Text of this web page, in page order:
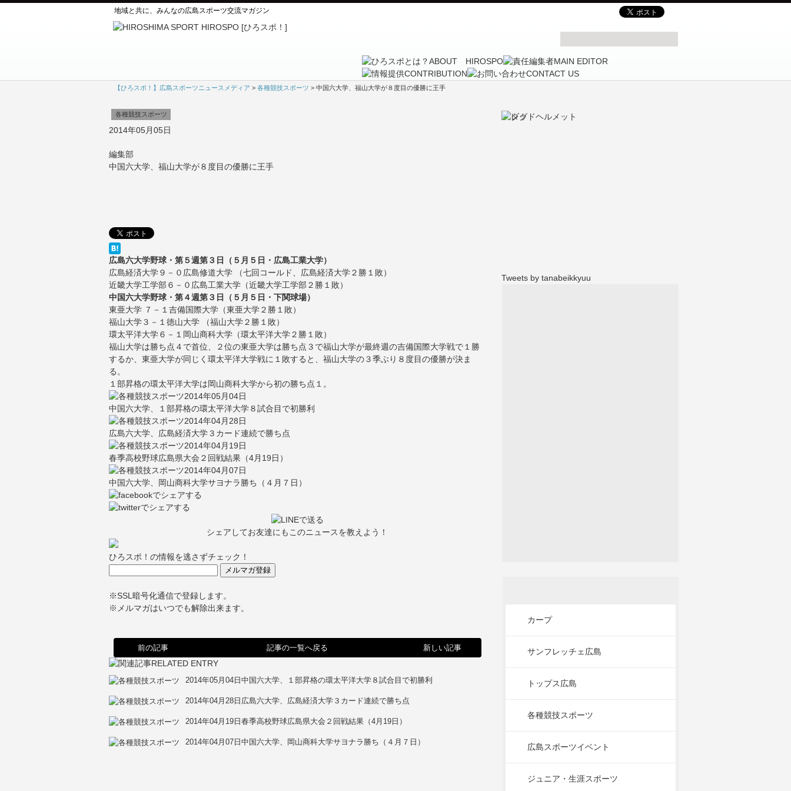
地域と共に、みんなの広島スポーツ交流マガジン
【ひろスポ！】広島スポーツニュースメディア > 各種競技スポーツ > 中国六大学、福山大学が８度目の優勝に王手
各種競技スポーツ
2014年05月05日
編集部
中国六大学、福山大学が８度目の優勝に王手
広島六大学野球・第５週第３日（５月５日・広島工業大学）
広島経済大学９－０広島修道大学 （七回コールド、広島経済大学２勝１敗）
近畿大学工学部６－０広島工業大学（近畿大学工学部２勝１敗）
中国六大学野球・第４週第３日（５月５日・下関球場）
東亜大学 ７－１吉備国際大学（東亜大学２勝１敗）
福山大学３－１徳山大学 （福山大学２勝１敗）
環太平洋大学６－１岡山商科大学（環太平洋大学２勝１敗）
福山大学は勝ち点４で首位、２位の東亜大学は勝ち点３で福山大学が最終週の吉備国際大学戦で１勝
するか、東亜大学が同じく環太平洋大学戦に１敗すると、福山大学の３季ぶり８度目の優勝が決ま
る。
１部昇格の環太平洋大学は岡山商科大学から初の勝ち点１。
2014年05月04日
中国六大学、１部昇格の環太平洋大学８試合目で初勝利
2014年04月28日
広島六大学、広島経済大学３カード連続で勝ち点
2014年04月19日
春季高校野球広島県大会２回戦結果（4月19日）
2014年04月07日
中国六大学、岡山商科大学サヨナラ勝ち（４月７日）
シェアしてお友達にもこのニュースを教えよう！
ひろスポ！の情報を逃さずチェック！
※SSL暗号化通信で登録します。
※メルマガはいつでも解除出来ます。
前の記事 記事の一覧へ戻る 新しい記事
2014年05月04日 中国六大学、１部昇格の環太平洋大学８試合目で初勝利
2014年04月28日 広島六大学、広島経済大学３カード連続で勝ち点
2014年04月19日 春季高校野球広島県大会２回戦結果（4月19日）
2014年04月07日 中国六大学、岡山商科大学サヨナラ勝ち（４月７日）
Tweets by tanabeikkyuu
カープ
サンフレッチェ広島
トップス広島
各種競技スポーツ
広島スポーツイベント
ジュニア・生涯スポーツ